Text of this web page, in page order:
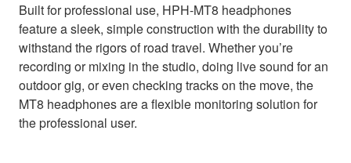
Built for professional use, HPH-MT8 headphones
feature a sleek, simple construction with the durability to
withstand the rigors of road travel. Whether you’re
recording or mixing in the studio, doing live sound for an
outdoor gig, or even checking tracks on the move, the
MT8 headphones are a flexible monitoring solution for
the professional user.